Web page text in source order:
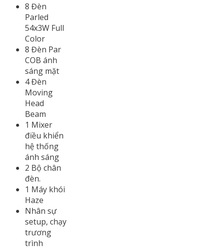
8 Đèn
Parled
54x3W Full
Color
8 Đèn Par
COB ánh
sáng mặt
4 Đèn
Moving
Head
Beam
1 Mixer
điều khiển
hệ thống
ánh sáng
2 Bộ chân
đèn.
1 Máy khói
Haze
Nhân sự
setup, chạy
trương
trình